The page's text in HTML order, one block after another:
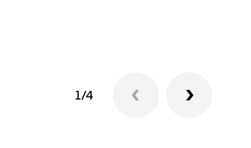
1/4